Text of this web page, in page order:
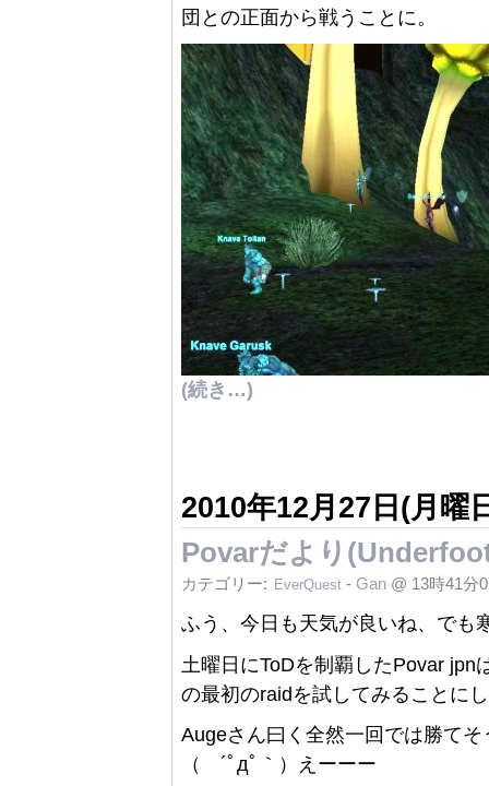
団との正面から戦うことに。
(続き…)
2010年12月27日(月曜
Povarだより
カテゴリー: EverQuest - Gan @ 13時41分
ふう、今日も天気が良いね、でも
土曜日にToDを制覇したPovar
の最初のraidを試してみることに
Augeさん曰く全然一回では勝て
（ ´ﾟдﾟ｀）えーーー